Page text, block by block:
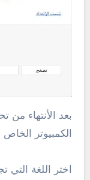
بعد الأنتهاء من
الكمبيوتر
اختر اللغة